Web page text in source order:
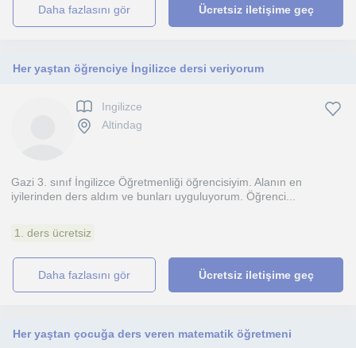
daha fazlasını gör Ücretsiz iletişime geç
Her yaştan öğrenciye İngilizce dersi veriyorum
Ingilizce
Altindag
Gazi 3. sınıf İngilizce Öğretmenliği öğrencisiyim. Alanın en
iyilerinden ders aldım ve bunları uyguluyorum. Öğrenci...
1. ders ücretsiz
daha fazlasını gör Ücretsiz iletişime geç
Her yaştan çocuğa ders veren matematik öğretmeni